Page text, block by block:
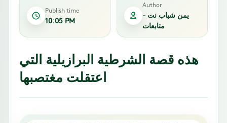
Publish time
10:05 PM
Author
يمن شباب نت -
متابعات
هذه قصة الشرطية البرازيلية التي
اعتقلت مغتصبها